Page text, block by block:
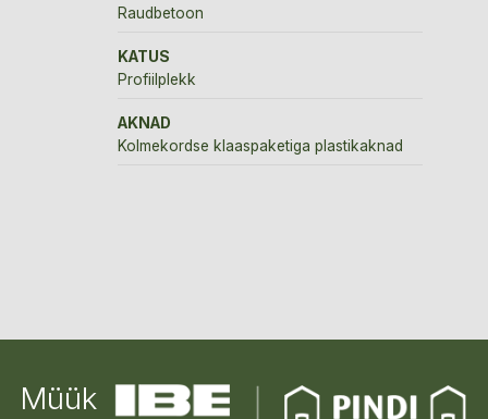
Raudbetoon
KATUS
Profiilplekk
AKNAD
Kolmekordse klaaspaketiga plastikaknad
Müük